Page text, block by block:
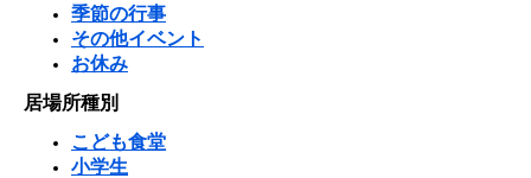
季節の行事
その他イベント
お休み
居場所種別
こども食堂
小学生